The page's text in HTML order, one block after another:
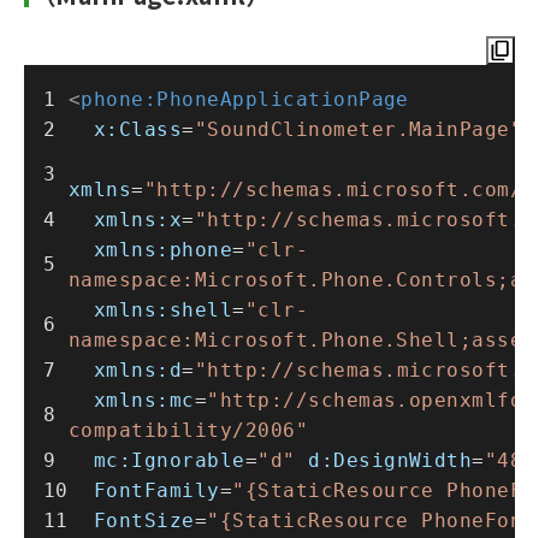
<phone:PhoneApplicationPage
x:Class= "SoundClinometer.MainPage"
xmlns= "http://schemas.microsoft.com/
xmlns:x= "http://
xmlns:phone= "clr-
xmlns:shell= "clr-
xmlns:d= "http://
xmlns:mc="http://
compatibility/2006"
mc:Ignorable="d" d:DesignWidth=
FontFamily="{StaticResource
FontSize="{StaticResource